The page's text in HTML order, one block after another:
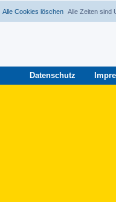
Alle Zeiten sind
Alle Cookies löschen
Datenschutz